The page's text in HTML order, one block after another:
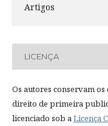
Artigos
LICENÇA
Os autores conservam
direito de primeira
licenciado sob aLicença